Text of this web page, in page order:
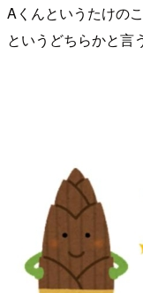
Aくんというたけの
というどちらかと言